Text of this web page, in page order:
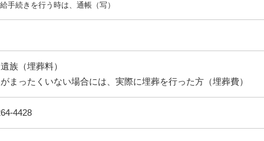
手続きを行う時は、通帳（写）
族（埋葬料）
まったくいない場合には、実際に埋葬を行った方（埋葬費）
4428